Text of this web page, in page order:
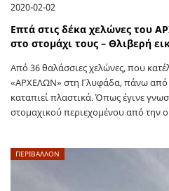
2020-02-02
Επτά στις δέκα χελώνες του
στο στομάχι τους – Θλιβερή
Από 36 θαλάσσιες χελώνες, που
«ΑΡΧΕΛΩΝ» στη Γλυφάδα, πάνω από
καταπιεί πλαστικά. Όπως έγινε
στομαχικού περιεχομένου από την
ΠΕΡΙΒΑΛΛΟΝ